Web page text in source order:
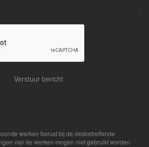
werken berust bij de desbetreffende
van de werken mogen niet gebruikt worden